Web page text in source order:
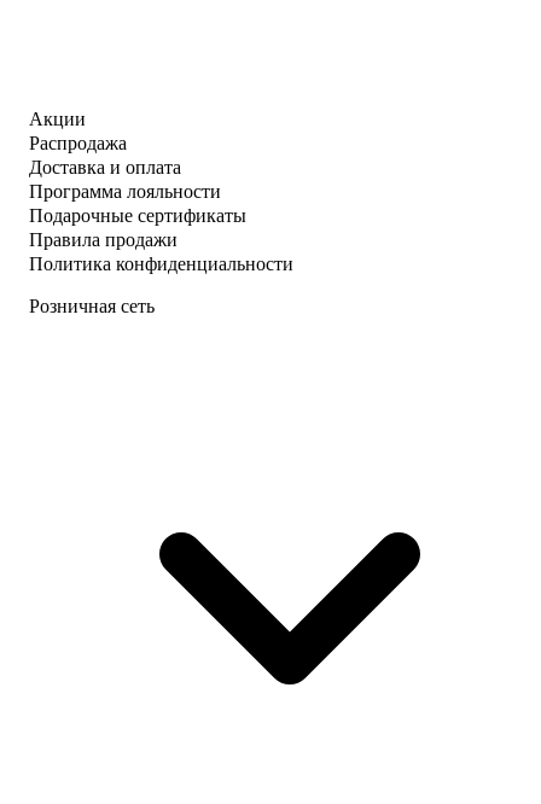
Акции
Распродажа
Доставка и оплата
Программа лояльности
Подарочные сертификаты
Правила продажи
Политика конфиденциальности
Розничная сеть